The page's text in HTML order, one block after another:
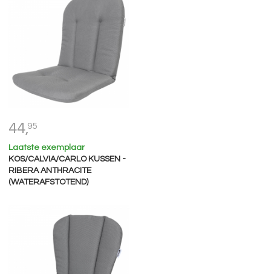
44,95
Laatste exemplaar
KOS/CALVIA/CARLO KUSSEN -
RIBERA ANTHRACITE
(WATERAFSTOTEND)